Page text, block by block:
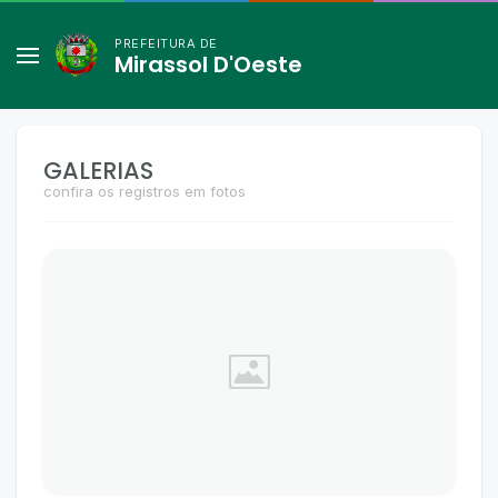
PREFEITURA DE
Mirassol D'Oeste
GALERIAS
confira os registros em fotos